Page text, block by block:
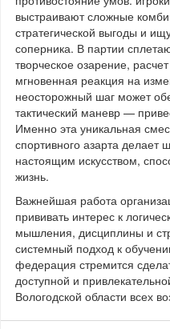
выстраивают сложные
стратегической выгоды и
соперника. В партии
творческое озарение,
мгновенная реакция на
неосторожный шаг может
тактический маневр —
Именно эта уникальная
спортивного азарта делает
настоящим искусством,
жизнь.
Важнейшая работа
прививать интерес к
мышления, дисциплины и
системный подход к
федерация стремится
доступной и
Вологодской области всех